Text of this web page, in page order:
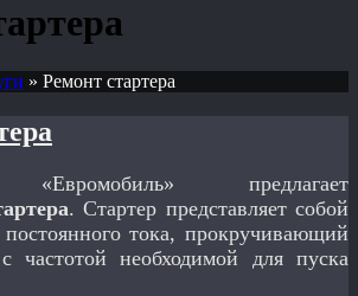
» Ремонт стартера
«Евромобиль» предлагает
. Стартер представляет собой
постоянного тока, прокручивающий
частотой необходимой для пуска